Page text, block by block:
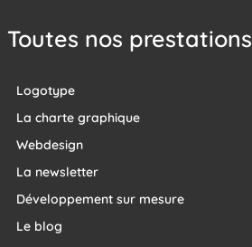
Toutes nos prestations
Logotype
La charte graphique
Webdesign
La newsletter
Développement sur mesure
Le blog